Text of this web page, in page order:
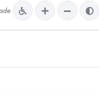
Meio Ambiente